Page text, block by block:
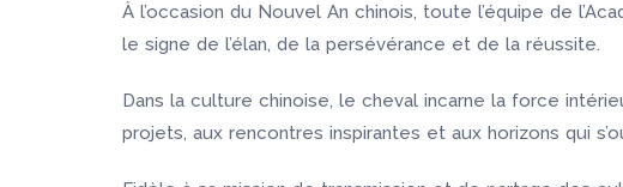
À l’occasion du Nouvel An chinois, toute l’équipe de
le signe de l’élan, de la persévérance et de la réussite.
Dans la culture chinoise, le cheval incarne la force
projets, aux rencontres inspirantes et aux horizons qui